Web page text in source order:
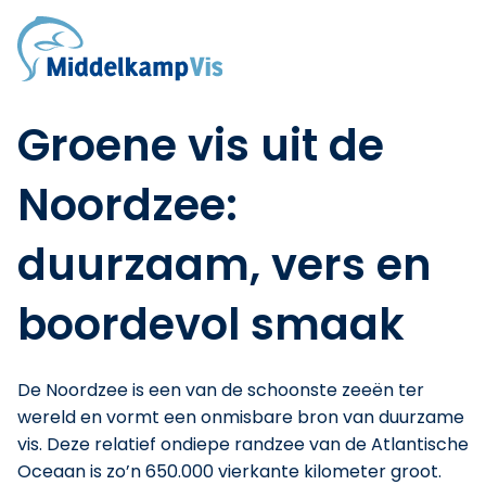
Over ons
Werken bij
Vacature: Medewerker vis (fulltime)
Assortiment
Gerookte vis
Diepvriesproducten
Blogs
Contact
Online bestellen
Home
Noordzeevis in het seizoen: duurzaam, vers en vol
smaak
Groene vis uit de
Noordzee:
duurzaam, vers en
boordevol smaak
De Noordzee is een van de schoonste zeeën ter
wereld en vormt een onmisbare bron van duurzame
vis. Deze relatief ondiepe randzee van de Atlantische
Oceaan is zo’n 650.000 vierkante kilometer groot.